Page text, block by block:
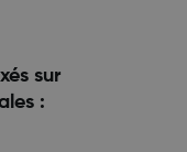
sur
: